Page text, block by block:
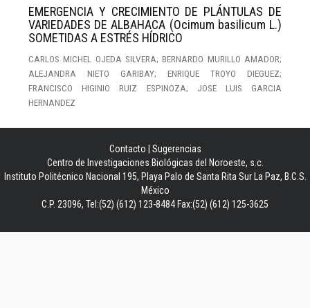
EMERGENCIA Y CRECIMIENTO DE PLÁNTULAS DE
VARIEDADES DE ALBAHACA (Ocimum basilicum L.)
SOMETIDAS A ESTRÉS HÍDRICO
CARLOS MICHEL OJEDA SILVERA; BERNARDO MURILLO AMADOR;
ALEJANDRA NIETO GARIBAY; ENRIQUE TROYO DIEGUEZ;
FRANCISCO HIGINIO RUIZ ESPINOZA; JOSE LUIS GARCIA
HERNANDEZ
Contacto
Sugerencias
Centro de Investigaciones Biológicas del Noroeste, s.c.
Instituto Politécnico Nacional 195, Playa Palo de Santa Rita Sur La Paz, B.C.S.
México
C.P. 23096, Tel:(52) (612) 123-8484 Fax:(52) (612) 125-3625